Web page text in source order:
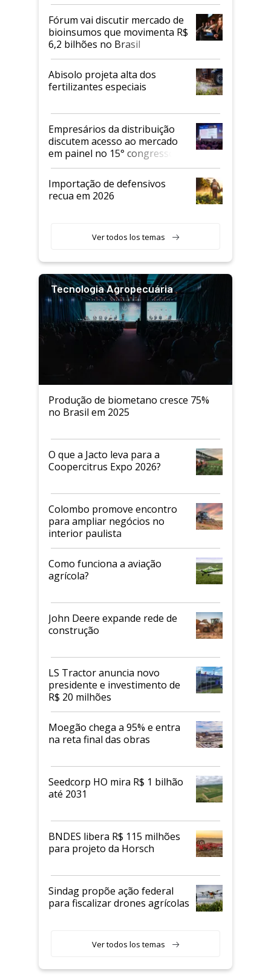
Fórum vai discutir mercado de
bioinsumos que movimenta R$
6,2 bilhões no Brasil
Abisolo projeta alta dos
fertilizantes especiais
Empresários da distribuição
discutem acesso ao mercado
em painel no 15° congresso
Andav
Importação de defensivos
recua em 2026
Ver todos los temas
Tecnologia Agropecuária
Produção de biometano cresce 75%
no Brasil em 2025
O que a Jacto leva para a
Coopercitrus Expo 2026?
Colombo promove encontro
para ampliar negócios no
interior paulista
Como funciona a aviação
agrícola?
John Deere expande rede de
construção
LS Tractor anuncia novo
presidente e investimento de
R$ 20 milhões
Moegão chega a 95% e entra
na reta final das obras
Seedcorp HO mira R$ 1 bilhão
até 2031
BNDES libera R$ 115 milhões
para projeto da Horsch
Sindag propõe ação federal
para fiscalizar drones agrícolas
Ver todos los temas